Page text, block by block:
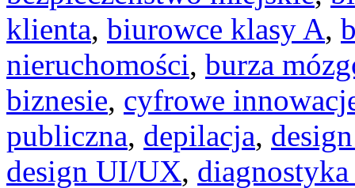
klienta, biurowce klasy A,
nieruchomości, burza
biznesie, cyfrowe
publiczna, depilacja,
design UI/UX,